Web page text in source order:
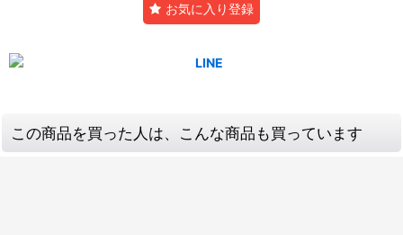
お気に入り登録
この商品を買った人は、こんな商品も買っています